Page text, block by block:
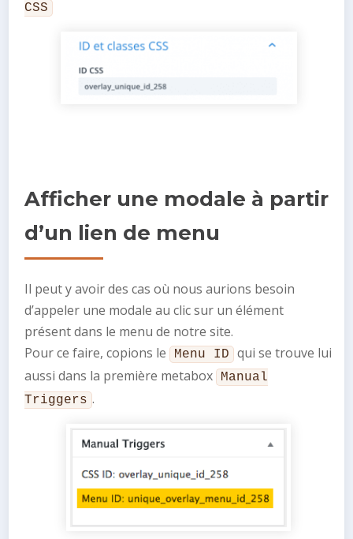
CSS
Afficher une modale à partir
d’un lien de menu
Il peut y avoir des cas où nous aurions besoin
d’appeler une modale au clic sur un élément
présent dans le menu de notre site.
Pour ce faire, copions le Menu ID
qui se trouve lui
aussi dans la première metabox Manual
Triggers .